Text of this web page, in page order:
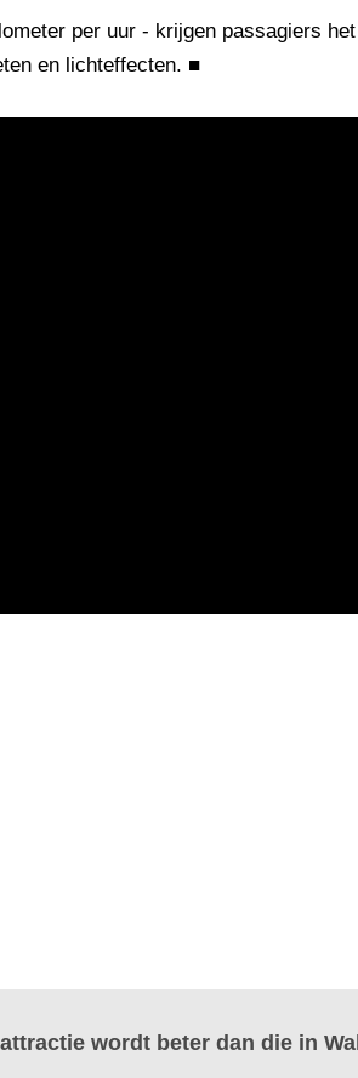
per uur - krijgen passagiers het
en lichteffecten. ■
wordt beter dan die in